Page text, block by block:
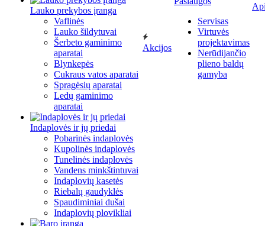
Lauko prekybos įranga
Vaflinės
Lauko šildytuvai
Šerbeto gaminimo
aparatai
Blynkepės
Cukraus vatos aparatai
Spragėsių aparatai
Ledų gaminimo
aparatai
Indaplovės ir jų priedai
Pobarinės indaplovės
Kupolinės indaplovės
Tunelinės indaplovės
Vandens minkštintuvai
Indaplovių kasetės
Riebalų gaudyklės
Spaudiminiai dušai
Indaplovių plovikliai
Akcijos
Servisas
Virtuvės
projektavimas
Nerūdijančio
plieno baldų
gamyba